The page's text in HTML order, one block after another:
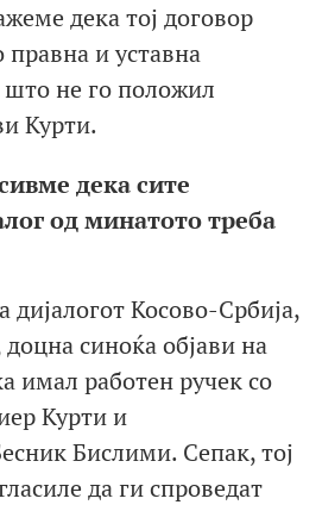
дека тој договор
правна и уставна
што не го положил
Курти.
дека сите
од минатото треба
дијалогот Косово-Србија,
синоќа објави на
имал работен ручек со
Курти и
Бислими. Сепак, тој
да ги спроведат